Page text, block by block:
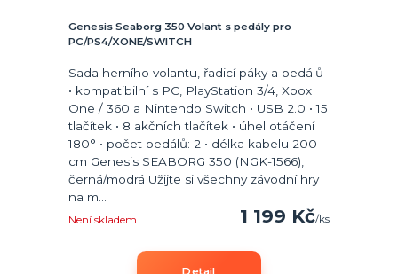
Genesis Seaborg 350 Volant s pedály pro
PC/PS4/XONE/SWITCH
Sada herního volantu, řadicí páky a pedálů
• kompatibilní s PC, PlayStation 3/4, Xbox
One / 360 a Nintendo Switch • USB 2.0 • 15
tlačítek • 8 akčních tlačítek • úhel otáčení
180° • počet pedálů: 2 • délka kabelu 200
cm Genesis SEABORG 350 (NGK-1566),
černá/modrá Užijte si všechny závodní hry
na m...
1 199 Kč/ks
Není skladem
Detail